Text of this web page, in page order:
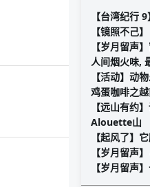
【台湾纪行
【镜照不己
【岁月留声
人间烟火味,
【活动】动
鸡蛋咖啡之
【远山有约
Alouette山
【起风了】
【岁月留声
【岁月留声